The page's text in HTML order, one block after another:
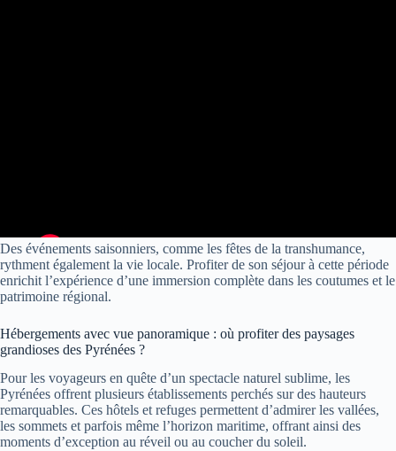
Des événements saisonniers, comme les fêtes de la transhumance,
rythment également la vie locale. Profiter de son séjour à cette période
enrichit l’expérience d’une immersion complète dans les coutumes et le
patrimoine régional.
Hébergements avec vue panoramique : où profiter des paysages
grandioses des Pyrénées ?
Pour les voyageurs en quête d’un spectacle naturel sublime, les
Pyrénées offrent plusieurs établissements perchés sur des hauteurs
remarquables. Ces hôtels et refuges permettent d’admirer les vallées,
les sommets et parfois même l’horizon maritime, offrant ainsi des
moments d’exception au réveil ou au coucher du soleil.